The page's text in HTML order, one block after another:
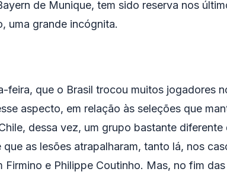
de Munique, tem sido reserva nos
uma grande incógnita.
feira, que o Brasil trocou muitos jogadores
aspecto, em relação às seleções que
dessa vez, um grupo bastante
as lesões atrapalharam, tanto lá, nos
Firmino e Philippe Coutinho. Mas, no fim